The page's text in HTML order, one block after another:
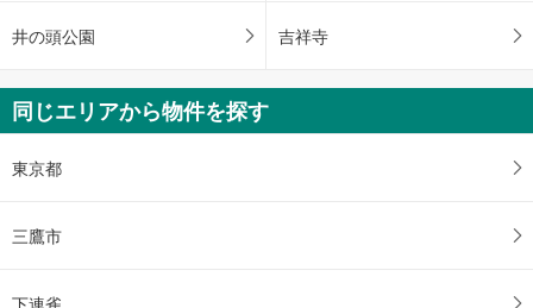
井の頭公園 吉祥寺
同じエリアから物件を探す
東京都
三鷹市
下連雀